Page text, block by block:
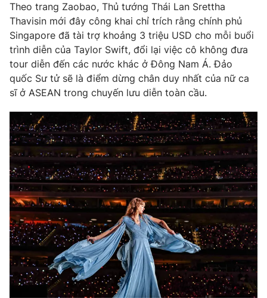
Góc doanh nghiệp
Truyền hình
Phim VTV
Hậu trường
Nhân vật
Khán giả
Giải sao mai
Giải trí
Điện ảnh
Âm nhạc
Sao
Đời sống
Du lịch
Làm đẹp
Chất lượng cuộc sống
Giáo dục
Tuyển sinh
Học trực tuyến
Công nghệ
Hitech Công nghệ tương lai
Sản phẩm
Thị trường
Tư vấn
Giao lưu trực tuyến
Lịch phát sóng
Chuyên mục khác
Emagazine Podcast
Theo trang Zaobao, Thủ tướng Thái Lan Srettha
Thavisin mới đây công khai chỉ trích rằng chính phủ
Singapore đã tài trợ khoảng 3 triệu USD cho mỗi buổi
trình diễn của Taylor Swift, đổi lại việc cô không đưa
tour diễn đến các nước khác ở Đông Nam Á. Đảo
quốc Sư tử sẽ là điểm dừng chân duy nhất của nữ ca
sĩ ở ASEAN trong chuyến lưu diễn toàn cầu.